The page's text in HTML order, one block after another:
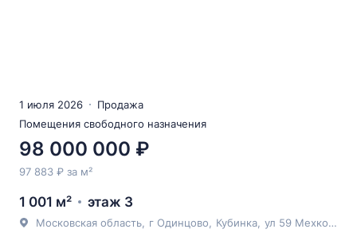
1 июля 2026
Продажа
Помещения свободного назначения
98 000 000 ₽
97 883 ₽ за м²
1 001 м² этаж 3
Московская область г Одинцово Кубинка ул 59 Мехколонна